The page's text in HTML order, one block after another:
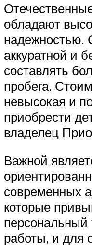
обладают
надежностью.
аккуратной и
составлять
пробега.
невысокая и
приобрести
владелец
Важной
современных
которые
персональный
работы, и для